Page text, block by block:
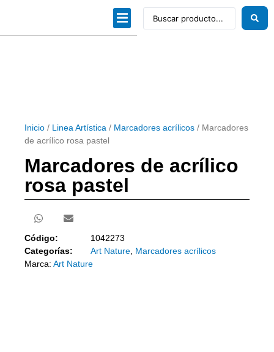
Inicio / Linea Artística / Marcadores acrílicos / Marcadores
de acrílico rosa pastel
Marcadores de acrílico
rosa pastel
Código:
1042273
Categorías:
Art Nature Marcadores acrílicos
Marca: Art Nature